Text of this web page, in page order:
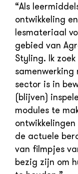
“Als
ontwikkeling
lesmateriaal
gebied van
Styling. Ik
samenwerking
sector is in
(blijven)
modules te
de actuele
van filmpjes
bezig zijn om